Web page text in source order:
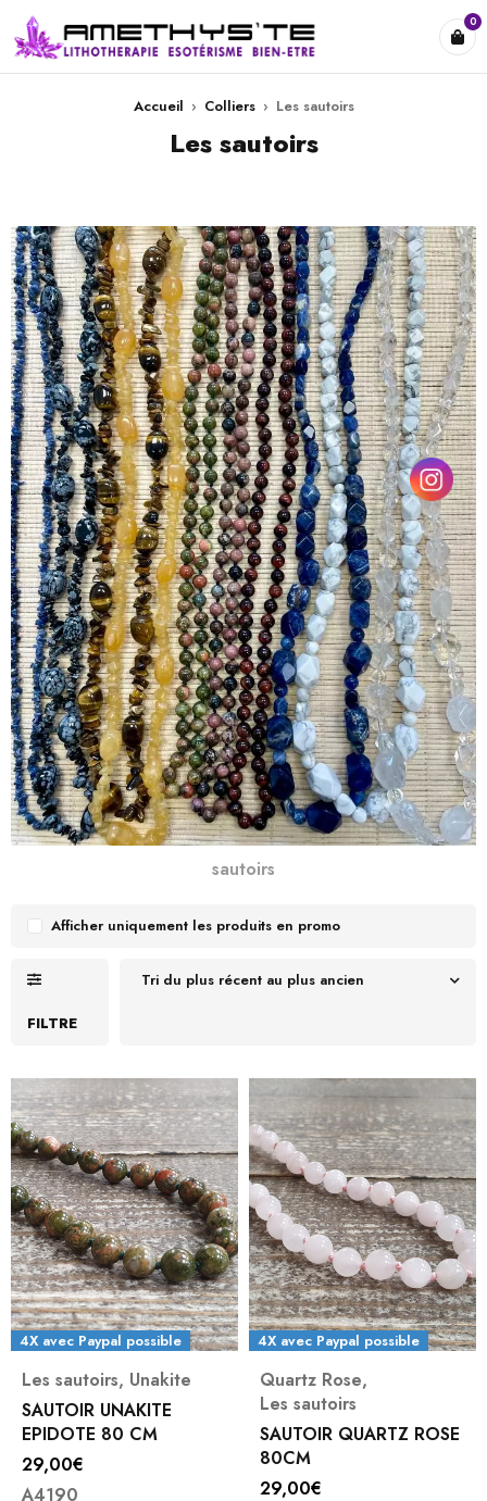
0
Accueil › Colliers › Les sautoirs
Les sautoirs
sautoirs
FILTRE
Tri du plus récent au plus ancien
Afficher uniquement les produits en promo
4X avec Paypal possible
Les sautoirs, Unakite
SAUTOIR UNAKITE
EPIDOTE 80 CM
29,00€
A4190
4X avec Paypal possible
Quartz Rose,
Les sautoirs
SAUTOIR QUARTZ ROSE
80CM
29,00€